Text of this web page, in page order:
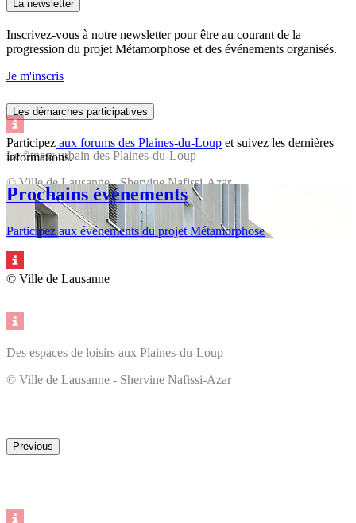
Le fitness urbain des Plaines-du-Loup
© Ville de Lausanne - Shervine Nafissi-Azar
Des espaces de loisirs aux Plaines-du-Loup
© Ville de Lausanne - Shervine Nafissi-Azar
La newsletter
Inscrivez-vous à notre newsletter pour être au courant de la
progression du projet Métamorphose et des événements organisés.
Je m'inscris
Les démarches participatives
Participez aux forums des Plaines-du-Loup et suivez les dernières
informations.
Prochains événements
Participez aux événements du projet Métamorphose
© Ville de Lausanne
Previous